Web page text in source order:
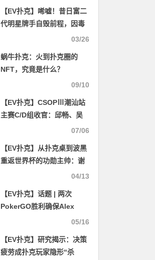
【EV扑克】唏嘘！昔日富二
代明星牌手自毁前程，因毒
03/26
蜗牛扑克：火到扑克圈的
NFT，究竟是什么？
09/10
【EV扑克】CSOPⅢ潮汕站
主赛C/D组收官：邱畅、吴
津分领两组，主赛第二轮7月
07/06
【EV扑克】从扑克桌到波黑
重返世界杯的功勋主帅：谢
尔盖·巴巴雷茨的非典型主帅
04/13
【EV扑克】话题 | 两次
PokerGO胜利确保Alex
Foxen成为四月GPI月度最
05/16
【EV扑克】研究揭示：决策
疲劳成扑克玩家隐形“杀